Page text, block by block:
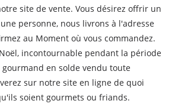
site de vente. Vous désirez offrir un
personne, nous livrons à l'adresse
au Moment où vous commandez.
incontournable pendant la période
en solde vendu toute
sur notre site en ligne de quoi
soient gourmets ou friands.